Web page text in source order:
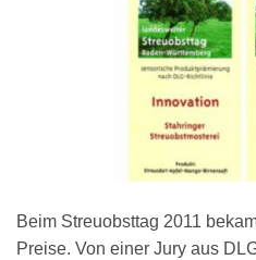
Beim Streuobsttag 2011
Preise. Von einer Jury aus